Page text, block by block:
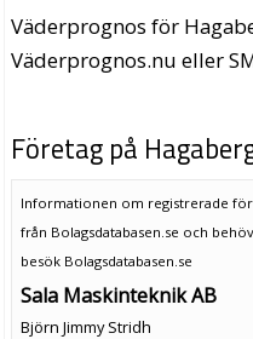
Väderprognos för
Väderprognos.nu eller
Företag på
Informationen om registrerade
från Bolagsdatabasen.se och
besök Bolagsdatabasen.se
Sala Maskinteknik AB
Björn Jimmy Stridh